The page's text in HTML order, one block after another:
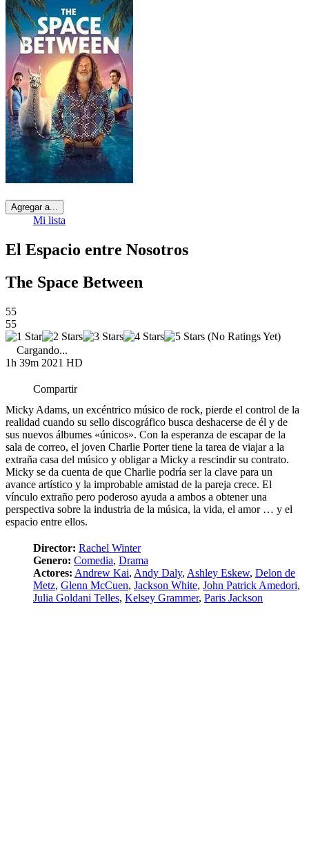
Agregar a...
Mi lista
El Espacio entre Nosotros
The Space Between
55
55
(No Ratings Yet)
Cargando...
1h 39m 2021 HD
Compartir
Micky Adams, un excéntrico músico de rock, pierde el control de la
realidad cuando su sello discográfico busca deshacerse de él y de
sus nuevos álbumes «únicos». Con la esperanza de escapar de la
sala de correo, el joven Charlie Porter tiene la tarea de viajar a la
extraña casa del músico y obligar a Micky a rescindir su contrato.
Micky se da cuenta de que Charlie podría ser la clave para un
avance artístico y la improbable amistad de la pareja crece. El
vínculo extraño pero poderoso ayuda a ambos a obtener una
perspectiva sobre la industria de la música, la vida, el amor … y el
espacio entre ellos.
Director: Rachel Winter
Genero: Comedia, Drama
Actores: Andrew Kai, Andy Daly, Ashley Eskew, Delon de
Metz, Glenn McCuen, Jackson White, John Patrick Amedori,
Julia Goldani Telles, Kelsey Grammer, Paris Jackson